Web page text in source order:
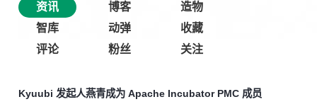
资讯 博客
造物
智库
动弹
收藏
评论
粉丝 关注
Kyuubi 发起人燕青成为 Apache Incubator PMC 成员